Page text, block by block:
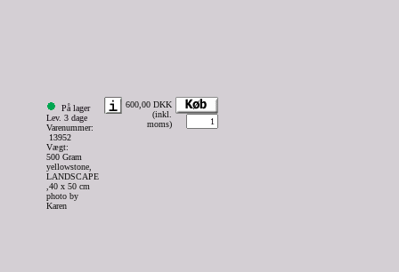
På lager
Lev. 3 dage
Varenummer:
13952
Vægt:
500 Gram
yellowstone,
LANDSCAPE
,40 x 50 cm
photo by
Karen
600,00 DKK
(inkl.
moms)